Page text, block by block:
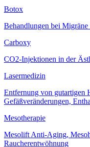
Botox
Behandlungen bei
Carboxy
CO2-Injektionen in der
Lasermedizin
Entfernung von gutartigen
Gefäßveränderungen,
Mesotherapie
Mesolift Anti-Aging,
Raucherentwöhnung